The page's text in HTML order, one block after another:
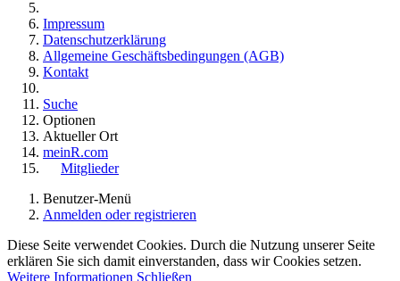
Impressum
Datenschutzerklärung
Allgemeine Geschäftsbedingungen (AGB)
Kontakt
Suche
Optionen
Aktueller Ort
meinR.com
Mitglieder
Benutzer-Menü
Anmelden oder registrieren
Diese Seite verwendet Cookies. Durch die Nutzung unserer Seite
erklären Sie sich damit einverstanden, dass wir Cookies setzen.
Weitere Informationen Schließen